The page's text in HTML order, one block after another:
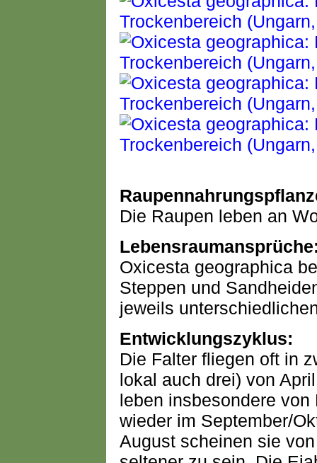
Die Raupen leben an
Oxicesta geographica
Steppen und
jeweils
Entwicklungszyklus:
Die Falter fliegen oft in
lokal auch drei) von
leben insbesondere
wieder im September/
August scheinen sie